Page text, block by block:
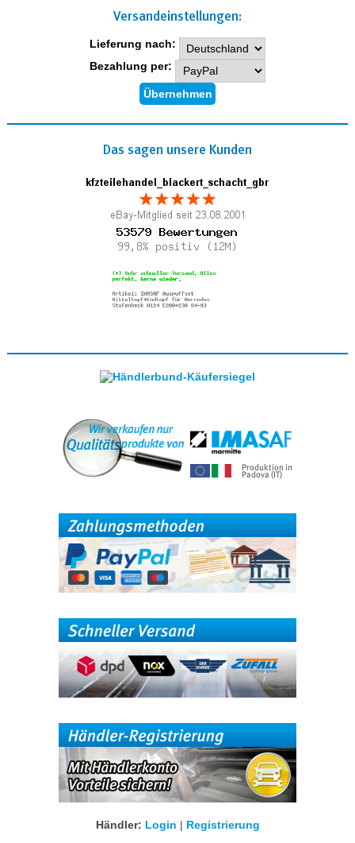
Versand­einstellungen:
Lieferung nach:
Bezahlung per:
Das sagen unsere Kunden
Händler: Login | Registrierung